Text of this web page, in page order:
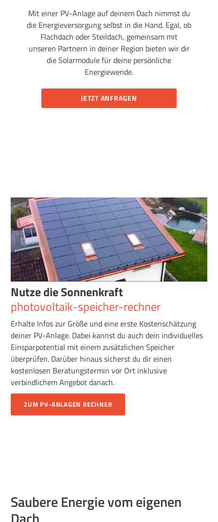
Mit einer PV-Anlage auf deinem Dach nimmst du
die Energieversorgung selbst in die Hand. Egal, ob
Flachdach oder Steildach, gemeinsam mit
unseren Partnern in deiner Region bieten wir dir
die Solarmodule für deine persönliche
Energiewende.
JETZT ANFRAGEN
Nutze die Sonnenkraft
photovoltaik-speicher-rechner
Erhalte Infos zur Größe und eine erste Kostenschätzung
deiner PV-Anlage. Dabei kannst du auch dein individuelles
Einsparpotential mit einem zusätzlichen Speicher
überprüfen. Darüber hinaus sicherst du dir einen
kostenlosen Beratungstermin vor Ort inklusive
verbindlichem Angebot danach.
ZUM PV-ANLAGEN RECHNER
Saubere Energie vom eigenen